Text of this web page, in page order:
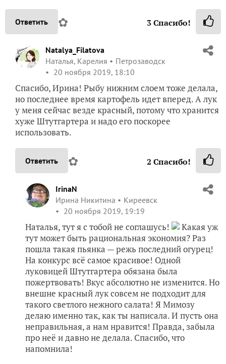
Ответить ✿ 3Спасибо!
Natalya_Filatova
Наталья, Карелия
Петрозаводск
20 ноября 2019, 18:10
Спасибо, Ирина! Рыбу нижним слоем тоже делала,
но последнее время картофель идет вперед. А лук
у меня сейчас везде красный, потому что хранится
хуже Штутгартера и надо его поскорее
использовать.
Ответить ✿ 2 Спасибо!
IrinaN
Ирина Никитина
Киреевск
20 ноября 2019, 19:19
Наталья, тут я с тобой не соглашусь!
Какая уж
тут может быть рациональная экономия? Раз
пошла такая пьянка — режь последний огурец!
На конкурс всё самое красивое! Одной
луковицей Штутгартера обязана была
пожертвовать! Вкус абсолютно не изменится. Но
внешне красный лук совсем не подходит для
такого светлого нежного салата! Я Мимозу
делаю именно так, как ты написала. И пусть она
неправильная, а нам нравится! Правда, забыла
про неё и давно не делала. Спасибо, что
напомнила!